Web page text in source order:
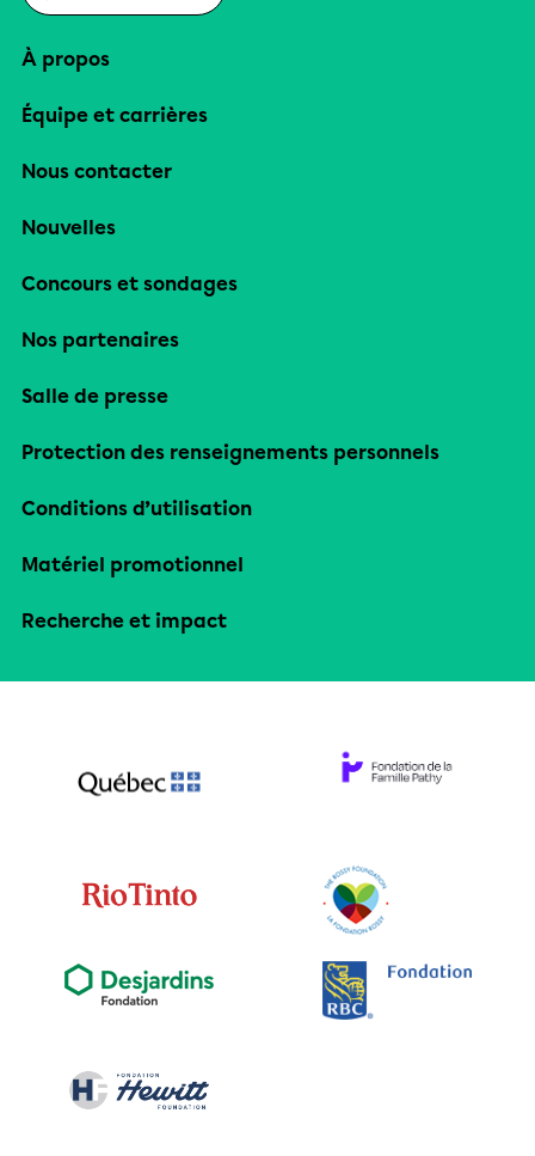
À propos
Équipe et carrières
Nous contacter
Nouvelles
Concours et sondages
Nos partenaires
Salle de presse
Protection des renseignements personnels
Conditions d’utilisation
Matériel promotionnel
Recherche et impact